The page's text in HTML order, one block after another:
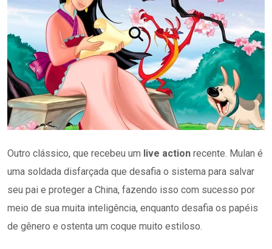
Outro clássico, que recebeu um live action recente. Mulan é
uma soldada disfarçada que desafia o sistema para salvar
seu pai e proteger a China, fazendo isso com sucesso por
meio de sua muita inteligência, enquanto desafia os papéis
de gênero e ostenta um coque muito estiloso.